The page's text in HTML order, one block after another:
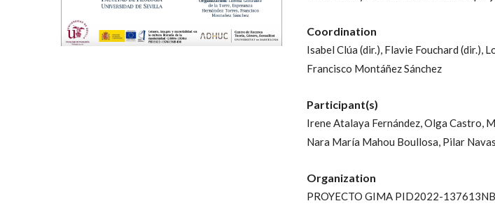
Coordination
Isabel Clúa (dir.), Flavie Fouchard (dir.),
Francisco Montáñez Sánchez
Participant(s)
Irene Atalaya Fernández,Olga Castro,
Nara María Mahou Boullosa, Pilar
Organization
PROYECTO GIMA PID2022-